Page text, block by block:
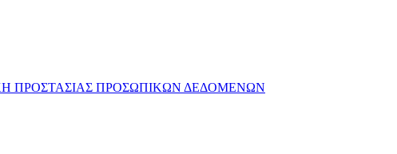
ΠΡΟΣΤΑΣΙΑΣ ΠΡΟΣΩΠΙΚΩΝ ΔΕΔΟΜΕΝΩΝ